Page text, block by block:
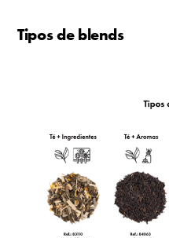
Tipos de blends